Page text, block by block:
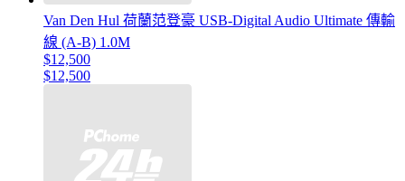
Van Den Hul 荷蘭范登豪 USB-Digital Audio Ultimate 傳輸
線 (A-B) 1.0M
$12,500
$12,500